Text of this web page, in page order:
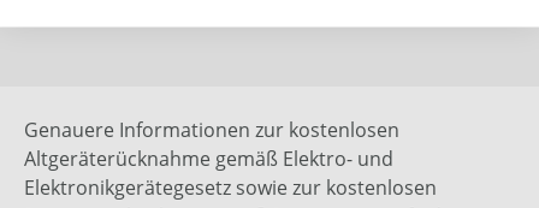
Genauere Informationen zur kostenlosen
Altgeräterücknahme gemäß Elektro- und
Elektronikgerätegesetz sowie zur kostenlosen